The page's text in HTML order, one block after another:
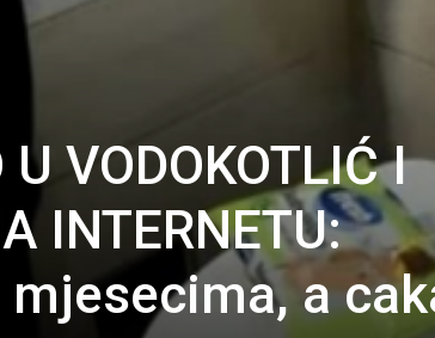
VODOKOTLIĆ I
INTERNETU:
a